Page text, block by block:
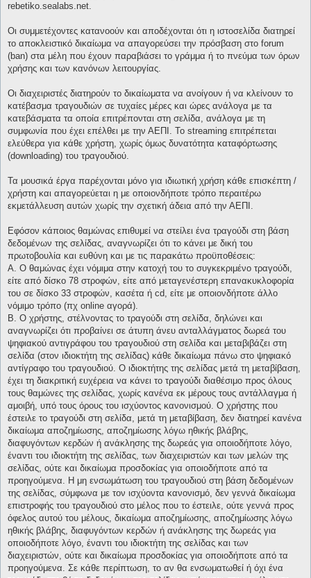
rebetiko.sealabs.net.
Οι συμμετέχοντες κατανοούν και αποδέχονται ότι η ιστοσελίδα διατηρεί
το αποκλειστικό δικαίωμα να απαγορεύσει την πρόσβαση στο forum
(ban) στα μέλη που έχουν παραβιάσει το γράμμα ή το πνεύμα των όρων
χρήσης και των κανόνων λειτουργίας.
Οι διαχειριστές διατηρούν το δικαίωματα να ανοίγουν ή να κλείνουν το
κατέβασμα τραγουδιών σε τυχαίες μέρες και ώρες ανάλογα με τα
κατεβάσματα τα οποία επιτρέπονται στη σελίδα, ανάλογα με τη
συμφωνία που έχει επέλθει με την ΑΕΠΙ. Το streaming επιτρέπεται
ελεύθερα για κάθε χρήστη, χωρίς όμως δυνατότητα καταφόρτωσης
(downloading) του τραγουδιού.
Τα μουσικά έργα παρέχονται μόνο για ιδιωτική χρήση κάθε επισκέπτη /
χρήστη και απαγορεύεται η με οποιονδήποτε τρόπο περαιτέρω
εκμετάλλευση αυτών χωρίς την σχετική άδεια από την ΑΕΠΙ.
Εφόσον κάποιος θαμώνας επιθυμεί να στείλει ένα τραγούδι στη βάση
δεδομένων της σελίδας, αναγνωρίζει ότι το κάνει με δική του
πρωτοβουλία και ευθύνη και με τις παρακάτω προϋποθέσεις:
Α. Ο θαμώνας έχει νόμιμα στην κατοχή του το συγκεκριμένο τραγούδι,
είτε από δίσκο 78 στροφών, είτε από μεταγενέστερη επανακυκλοφορία
του σε δίσκο 33 στροφών, κασέτα ή cd, είτε με οποιονδήποτε άλλο
νόμιμο τρόπο (πχ online αγορά).
Β. Ο χρήστης, στέλνοντας το τραγούδι στη σελίδα, δηλώνει και
αναγνωρίζει ότι προβαίνει σε άτυπη άνευ ανταλλάγματος δωρεά του
ψηφιακού αντιγράφου του τραγουδιού στη σελίδα και μεταβιβάζει στη
σελίδα (στον ιδιοκτήτη της σελίδας) κάθε δικαίωμα πάνω στο ψηφιακό
αντίγραφο του τραγουδιού. Ο ιδιοκτήτης της σελίδας μετά τη μεταβίβαση,
έχει τη διακριτική ευχέρεια να κάνει το τραγούδι διαθέσιμο προς όλους
τους θαμώνες της σελίδας, χωρίς κανένα εκ μέρους τους αντάλλαγμα ή
αμοιβή, υπό τους όρους του ισχύοντος κανονισμού. Ο χρήστης που
έστειλε το τραγούδι στη σελίδα, μετά τη μεταβίβαση, δεν διατηρεί κανένα
δικαίωμα αποζημίωσης, αποζημίωσης λόγω ηθικής βλάβης,
διαφυγόντων κερδών ή ανάκλησης της δωρεάς για οποιοδήποτε λόγο,
έναντι του ιδιοκτήτη της σελίδας, των διαχειριστών και των μελών της
σελίδας, ούτε και δικαίωμα προσδοκίας για οποιοδήποτε από τα
προηγούμενα. Η μη ενσωμάτωση του τραγουδιού στη βάση δεδομένων
της σελίδας, σύμφωνα με τον ισχύοντα κανονισμό, δεν γεννά δικαίωμα
επιστροφής του τραγουδιού στο μέλος που το έστειλε, ούτε γεννά προς
όφελος αυτού του μέλους, δικαίωμα αποζημίωσης, αποζημίωσης λόγω
ηθικής βλάβης, διαφυγόντων κερδών ή ανάκλησης της δωρεάς για
οποιοδήποτε λόγο, έναντι του ιδιοκτήτη της σελίδας και των
διαχειριστών, ούτε και δικαίωμα προσδοκίας για οποιοδήποτε από τα
προηγούμενα. Σε κάθε περίπτωση, το αν θα ενσωματωθεί ή όχι ένα